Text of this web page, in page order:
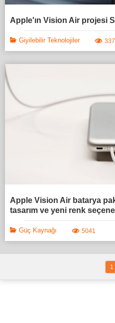
Apple'ın Vision Air projesi
Giyilebilir Teknolojiler
Apple Vision Air batarya
tasarım ve yeni renk
Güç Kaynağı 5041
1